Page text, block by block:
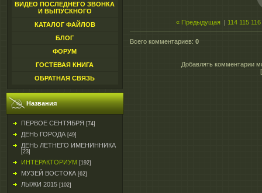
ВИДЕО ПОСЛЕДНЕГО ЗВОНКА
И ВЫПУСКНОГО
КАТАЛОГ ФАЙЛОВ
БЛОГ
ФОРУМ
ГОСТЕВАЯ КНИГА
ОБРАТНАЯ СВЯЗЬ
Названия
ПЕРВОЕ СЕНТЯБРЯ [74]
ДЕНЬ ГОРОДА [49]
ДЕНЬ ЛЕТНЕГО ИМЕНИННИКА
[23]
ИНТЕРАКТОРИУМ [192]
МУЗЕЙ ВОСТОКА [62]
ЛЫЖИ 2015 [102]
« Предыдущая 114 115 116
Всего комментариев: 0
Добавлять комментарии